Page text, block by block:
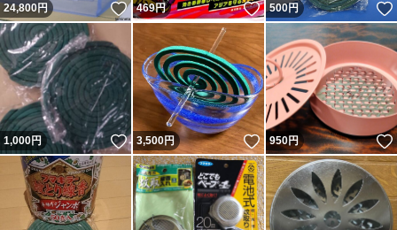
24,800円 いいね！
469円 いいね！
500円
1,000円 いいね！
3,500円 いいね！
950円